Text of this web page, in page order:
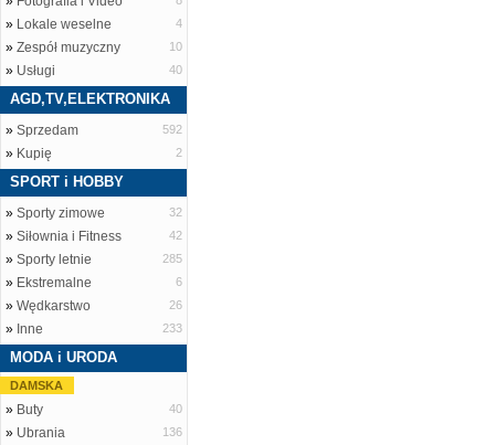
» Lokale weselne 4
» Zespół muzyczny 10
» Usługi 40
AGD,TV,ELEKTRONIKA
» Sprzedam 592
» Kupię 2
SPORT i HOBBY
» Sporty zimowe 32
» Siłownia i Fitness 42
» Sporty letnie 285
» Ekstremalne 6
» Wędkarstwo 26
» Inne 233
MODA i URODA
DAMSKA
» Buty 40
» Ubrania 136